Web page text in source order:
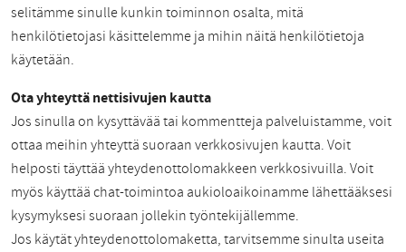
selitämme sinulle kunkin toiminnon osalta, mitä
henkilötietojasi käsittelemme ja mihin näitä henkilötietoja
käytetään.
Ota yhteyttä nettisivujen kautta
Jos sinulla on kysyttävää tai kommentteja palveluistamme, voit
ottaa meihin yhteyttä suoraan verkkosivujen kautta. Voit
helposti täyttää yhteydenottolomakkeen verkkosivuilla. Voit
myös käyttää chat-toimintoa aukioloaikoinamme lähettääksesi
kysymyksesi suoraan jollekin työntekijällemme.
Jos käytät yhteydenottolomaketta, tarvitsemme sinulta useita